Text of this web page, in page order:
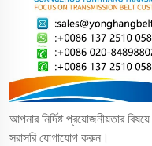
আপনার নির্দিষ্ট প্রয়োজনীয়তার
সরাসরি যোগাযোগ করুন।